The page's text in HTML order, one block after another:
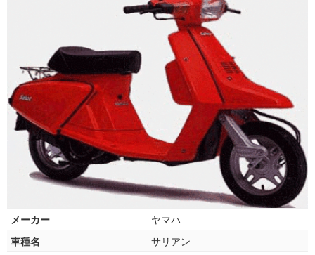
メーカー
ヤマハ
車種名
サリアン